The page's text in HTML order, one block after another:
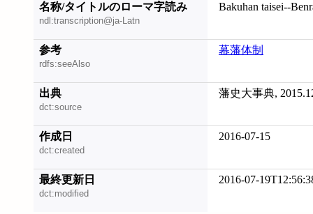
名称/タイトルのローマ字読み
ndl:transcription@ja-Latn
Bakuhan taisei--
参考
rdfs:seeAlso
幕藩体制
出典
dct:source
藩史大事典,
作成日
dct:created
2016-07-15
最終更新日
dct:modified
2016-07-